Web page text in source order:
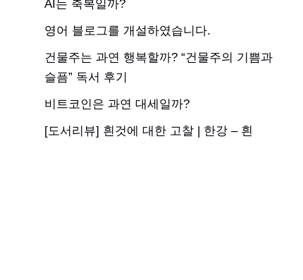
AI는 축복일까?
영어 블로그를 개설하였습니다.
건물주는 과연 행복할까? “건물주의 기쁨과
슬픔” 독서 후기
비트코인은 과연 대세일까?
[도서리뷰] 흰것에 대한 고찰 | 한강 – 흰